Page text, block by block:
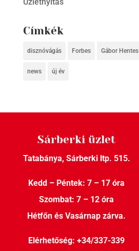
Címkék
disznóvágás Forbes Gábor Hentes
news új év
Sárberki üzlet
Tatabánya, Sárberki ltp. 515.
Kedd – Péntek: 7 – 17 óra
Szombat: 7 – 12 óra
Hétfőn és Vasárnap zárva.
Elérhetőség:+34/337-339